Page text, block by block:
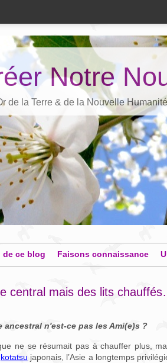
Notre
de la Terre & de la Nouvelle Humanité
de ce blog Faisons connaissance
central mais des lits
ancestral n'est-ce pas les Ami(e)s ?
ne se résumait pas à chauffer plus,
kotatsu japonais, l’Asie a longtemps